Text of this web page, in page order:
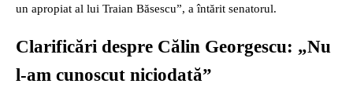
un apropiat al lui Traian Băsescu”, a întărit senatorul.
Clarificări despre Călin Georgescu: „Nu
l-am cunoscut niciodată”